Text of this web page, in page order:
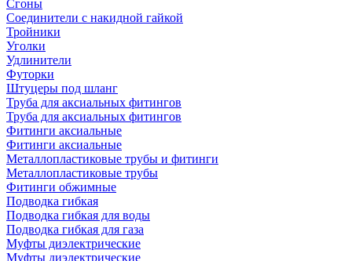
Сгоны
Соединители с накидной гайкой
Тройники
Уголки
Удлинители
Футорки
Штуцеры под шланг
Труба для аксиальных фитингов
Труба для аксиальных фитингов
Фитинги аксиальные
Фитинги аксиальные
Металлопластиковые трубы и фитинги
Металлопластиковые трубы
Фитинги обжимные
Подводка гибкая
Подводка гибкая для воды
Подводка гибкая для газа
Муфты диэлектрические
Муфты диэлектрические